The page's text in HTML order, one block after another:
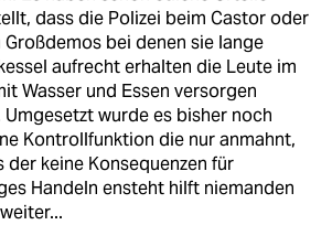
dass die Polizei beim Castor oder
Großdemos bei denen sie lange
aufrecht erhalten die Leute im
Wasser und Essen versorgen
Umgesetzt wurde es bisher noch
Kontrollfunktion die nur anmahnt,
der keine Konsequenzen für
Handeln ensteht hilft niemanden